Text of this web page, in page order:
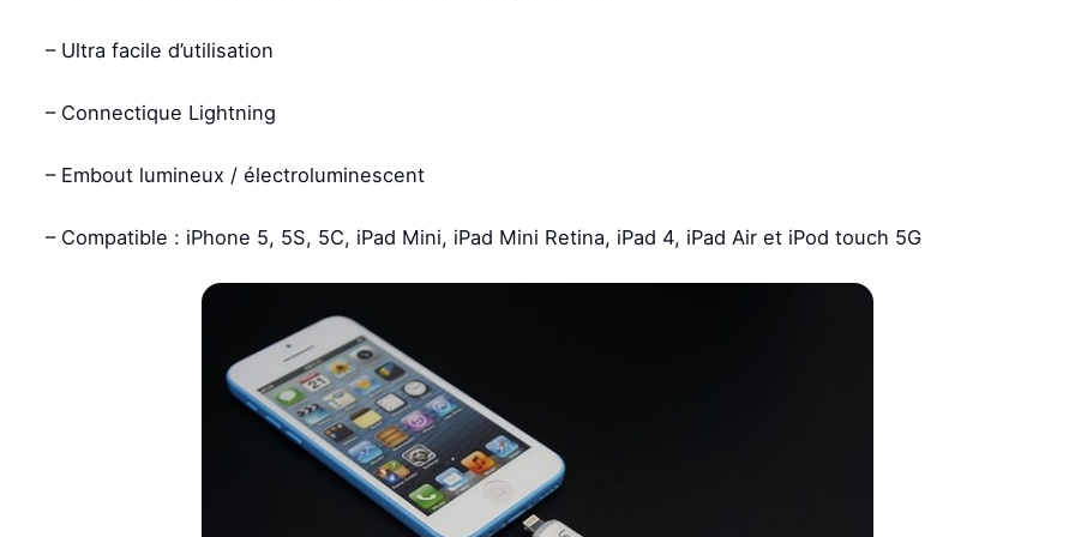
– Ultra facile d’utilisation
– Connectique Lightning
– Embout lumineux / électroluminescent
– Compatible : iPhone 5, 5S, 5C, iPad Mini, iPad Mini Retina, iPad 4, iPad Air et iPod touch 5G